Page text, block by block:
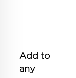
Add to
any